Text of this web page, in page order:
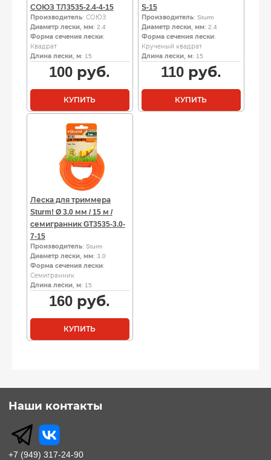
СОЮЗ ТЛ3535-2.4-4-15
Производитель: СОЮЗ
Диаметр лески, мм: 2.4
Форма сечения лески:
Квадрат
Длина лески, м: 15
100 руб.
КУПИТЬ
S-15
Производитель: Sturm
Диаметр лески, мм: 2.4
Форма сечения лески:
Крученый квадрат
Длина лески, м: 15
110руб.
КУПИТЬ
Леска для триммера
Sturm! Ø 3.0 мм / 15 м /
семигранник GT3535-3.0-
7-15
Производитель: Sturm
Диаметр лески, мм: 3.0
Форма сечения лески:
Семигранник
Длина лески, м: 15
160 руб.
КУПИТЬ
Наши контакты
+7 (949) 317-24-90